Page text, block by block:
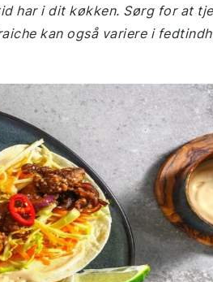
har i dit køkken. Sørg for at
kan også variere i